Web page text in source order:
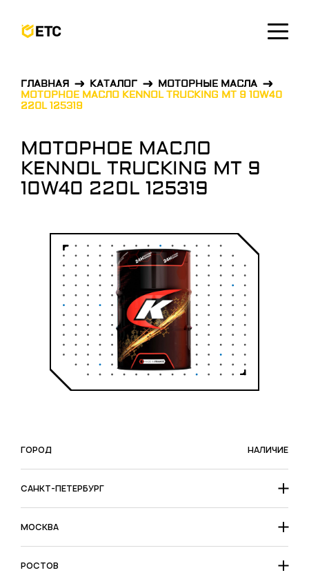
ГЛАВНАЯ КАТАЛОГ
МОТОРНЫЕ МАСЛА
МОТОРНОЕ МАСЛО KENNOL TRUCKING MT 9 10W40
220L 125319
МОТОРНОЕ МАСЛО
KENNOL TRUCKING MT 9
10W40 220L 125319
ГОРОД НАЛИЧИЕ
САНКТ-ПЕТЕРБУРГ
МОСКВА
РОСТОВ